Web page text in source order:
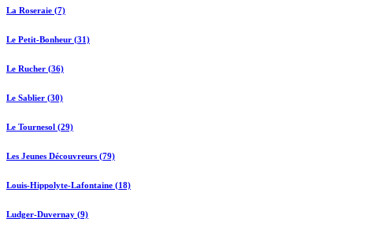
La Roseraie (7)
Le Petit-Bonheur (31)
Le Rucher (36)
Le Sablier (30)
Le Tournesol (29)
Les Jeunes Découvreurs (79)
Louis-Hippolyte-Lafontaine (18)
Ludger-Duvernay (9)